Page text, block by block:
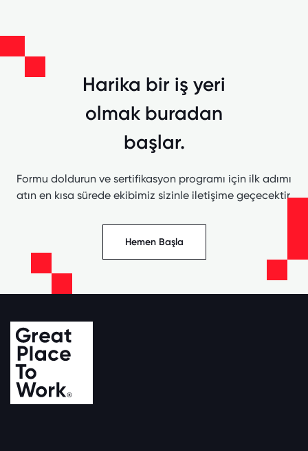
Harika bir iş yeri
olmak buradan
başlar.
Formu doldurun ve sertifikasyon programı için ilk adımı
atın en kısa sürede ekibimiz sizinle iletişime geçecektir.
Hemen Başla